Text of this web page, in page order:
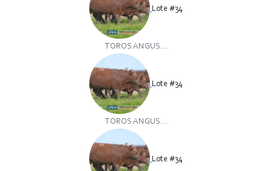
Lote #34
TOROS ANGUS...
Lote #34
TOROS ANGUS...
Lote #34